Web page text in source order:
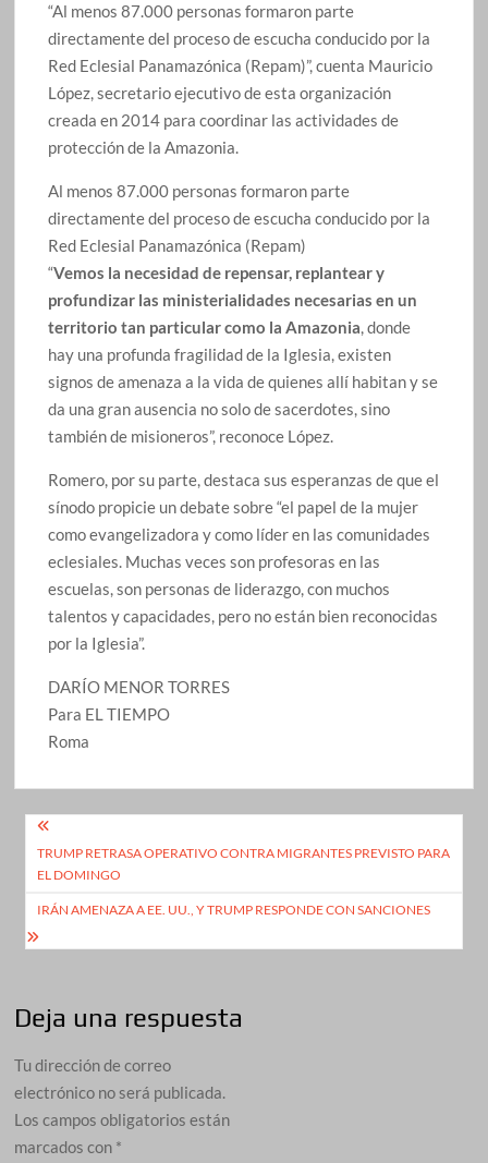
“Al menos 87.000 personas formaron parte
directamente del proceso de escucha conducido por la
Red Eclesial Panamazónica (Repam)”, cuenta Mauricio
López, secretario ejecutivo de esta organización
creada en 2014 para coordinar las actividades de
protección de la Amazonia.
Al menos 87.000 personas formaron parte
directamente del proceso de escucha conducido por la
Red Eclesial Panamazónica (Repam)
“Vemos la necesidad de repensar, replantear y
profundizar las ministerialidades necesarias en un
territorio tan particular como la Amazonia, donde
hay una profunda fragilidad de la Iglesia, existen
signos de amenaza a la vida de quienes allí habitan y se
da una gran ausencia no solo de sacerdotes, sino
también de misioneros”, reconoce López.
Romero, por su parte, destaca sus esperanzas de que el
sínodo propicie un debate sobre “el papel de la mujer
como evangelizadora y como líder en las comunidades
eclesiales. Muchas veces son profesoras en las
escuelas, son personas de liderazgo, con muchos
talentos y capacidades, pero no están bien reconocidas
por la Iglesia”.
DARÍO MENOR TORRES
Para EL TIEMPO
Roma
Navegación
de
entradas
TRUMP RETRASA OPERATIVO CONTRA MIGRANTES PREVISTO PARA
EL DOMINGO
IRÁN AMENAZA A EE. UU., Y TRUMP RESPONDE CON SANCIONES
Deja una respuesta
Tu dirección de correo
electrónico no será publicada.
Los campos obligatorios están
marcados con *